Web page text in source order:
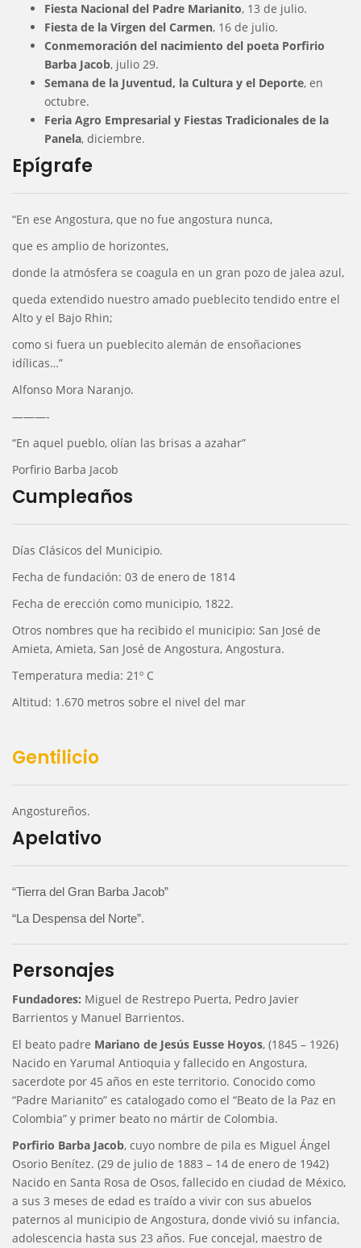
Fiesta Nacional del Padre Marianito, 13 de julio.
Fiesta de la Virgen del Carmen, 16 de julio.
Conmemoración del nacimiento del poeta Porfirio
Barba Jacob, julio 29.
Semana de la Juventud, la Cultura y el Deporte, en
octubre.
Feria Agro Empresarial y Fiestas Tradicionales de la
Panela, diciembre.
Epígrafe
“En ese Angostura, que no fue angostura nunca,
que es amplio de horizontes,
donde la atmósfera se coagula en un gran pozo de jalea azul,
queda extendido nuestro amado pueblecito tendido entre el
Alto y el Bajo Rhin;
como si fuera un pueblecito alemán de ensoñaciones
idílicas…”
Alfonso Mora Naranjo.
———-
“En aquel pueblo, olían las brisas a azahar”
Porfirio Barba Jacob
Cumpleaños
Días Clásicos del Municipio.
Fecha de fundación: 03 de enero de 1814
Fecha de erección como municipio, 1822.
Otros nombres que ha recibido el municipio: San José de
Amieta, Amieta, San José de Angostura, Angostura.
Temperatura media: 21º C
Altitud: 1.670 metros sobre el nivel del mar
Gentilicio
Angostureños.
Apelativo
“Tierra del Gran Barba Jacob”
“La Despensa del Norte”.
Personajes
Fundadores: Miguel de Restrepo Puerta, Pedro Javier
Barrientos y Manuel Barrientos.
El beato padre Mariano de Jesús Eusse Hoyos, (1845 – 1926)
Nacido en Yarumal Antioquia y fallecido en Angostura,
sacerdote por 45 años en este territorio. Conocido como
“Padre Marianito” es catalogado como el “Beato de la Paz en
Colombia” y primer beato no mártir de Colombia.
Porfirio Barba Jacob, cuyo nombre de pila es Miguel Ángel
Osorio Benítez. (29 de julio de 1883 – 14 de enero de 1942)
Nacido en Santa Rosa de Osos, fallecido en ciudad de México,
a sus 3 meses de edad es traído a vivir con sus abuelos
paternos al municipio de Angostura, donde vivió su infancia,
adolescencia hasta sus 23 años. Fue concejal, maestro de